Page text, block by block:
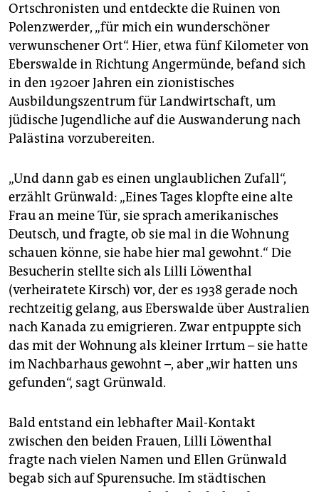
Ortschronisten und entdeckte die Ruinen von
Polenzwerder, „für mich ein wunderschöner
verwunschener Ort“. Hier, etwa fünf Kilometer von
Eberswalde in Richtung Angermünde, befand sich
in den 1920er Jahren ein zionistisches
Ausbildungszentrum für Landwirtschaft, um
jüdische Jugendliche auf die Auswanderung nach
Palästina vorzubereiten.
„Und dann gab es einen unglaublichen Zufall“,
erzählt Grünwald: „Eines Tages klopfte eine alte
Frau an meine Tür, sie sprach amerikanisches
Deutsch, und fragte, ob sie mal in die Wohnung
schauen könne, sie habe hier mal gewohnt.“ Die
Besucherin stellte sich als Lilli Löwenthal
(verheiratete Kirsch) vor, der es 1938 gerade noch
rechtzeitig gelang, aus Eberswalde über Australien
nach Kanada zu emigrieren. Zwar entpuppte sich
das mit der Wohnung als kleiner Irrtum – sie hatte
im Nachbarhaus gewohnt –, aber „wir hatten uns
gefunden“, sagt Grünwald.
Bald entstand ein lebhafter Mail-Kontakt
zwischen den beiden Frauen, Lilli Löwenthal
fragte nach vielen Namen und Ellen Grünwald
begab sich auf Spurensuche. Im städtischen